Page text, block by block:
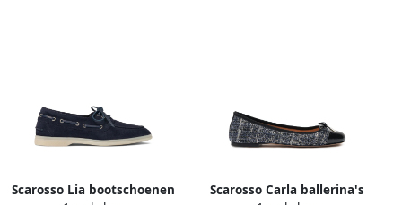
Scarosso Lia bootschoenen
Scarosso Carla ballerina's